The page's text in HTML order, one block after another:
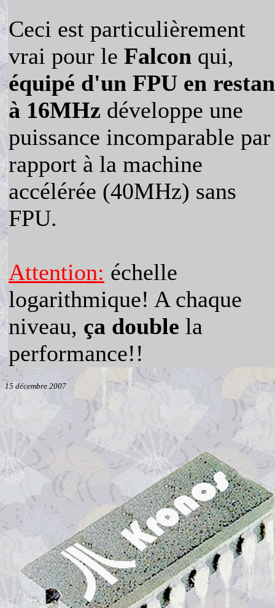
Ceci est particulièrement
vrai pour le Falcon qui,
équipé d'un FPU en
à 16MHz développe une
puissance incomparable par
rapport à la machine
accélérée (40MHz) sans
FPU.
Attention: échelle
logarithmique! A chaque
niveau, ça double la
performance!!
15 décembre 2007